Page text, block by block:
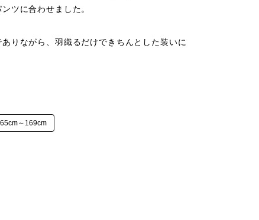
ツに合わせました。
りながら、羽織るだけできちんとした装いに
～169cm